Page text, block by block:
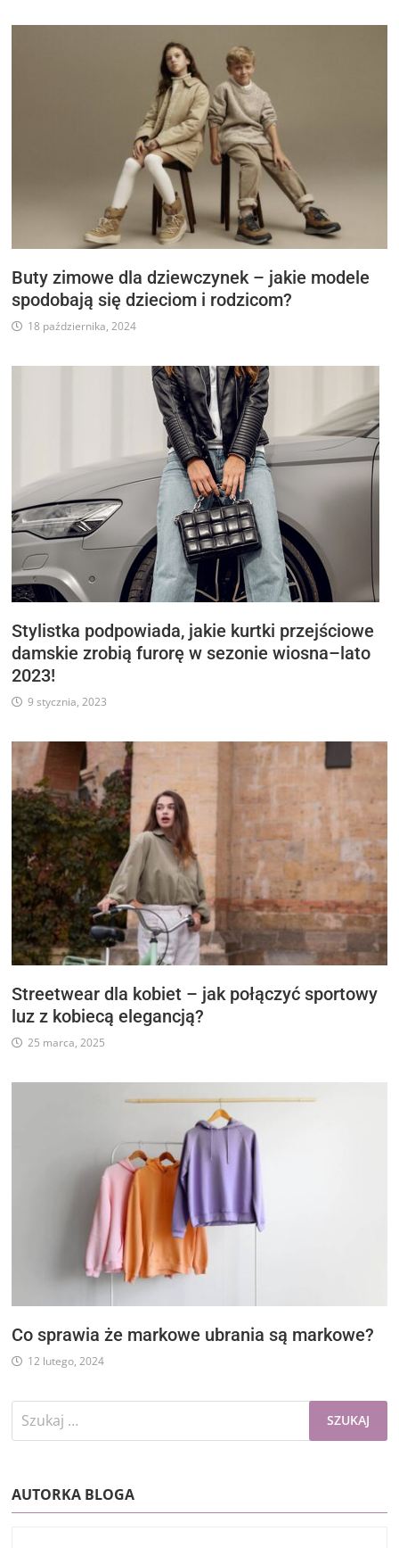
Buty zimowe dla dziewczynek – jakie modele
spodobają się dzieciom i rodzicom?
18 października, 2024
Stylistka podpowiada, jakie kurtki przejściowe
damskie zrobią furorę w sezonie wiosna–lato
2023!
9 stycznia, 2023
Streetwear dla kobiet – jak połączyć sportowy
luz z kobiecą elegancją?
25 marca, 2025
Co sprawia że markowe ubrania są markowe?
12 lutego, 2024
Szukaj:
AUTORKA BLOGA